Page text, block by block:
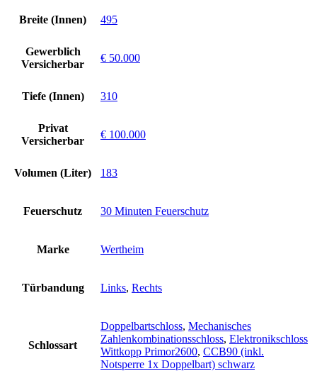
Breite (Innen) 495
Gewerblich
Versicherbar
€ 50.000
Tiefe (Innen) 310
Privat
Versicherbar
€ 100.000
Volumen (Liter) 183
Feuerschutz 30 Minuten Feuerschutz
Marke Wertheim
Türbandung Links, Rechts
Schlossart
Doppelbartschloss, Mechanisches
Zahlenkombinationsschloss, Elektronikschloss
Wittkopp Primor2600, CCB90 (inkl.
Notsperre 1x Doppelbart) schwarz